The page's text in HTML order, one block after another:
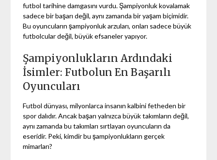
futbol tarihine damgasını vurdu. Şampiyonluk kovalamak
sadece bir başarı değil, aynı zamanda bir yaşam biçimidir.
Bu oyuncuların şampiyonluk arzuları, onları sadece büyük
futbolcular değil, büyük efsaneler yapıyor.
Şampiyonlukların Ardındaki
İsimler: Futbolun En Başarılı
Oyuncuları
Futbol dünyası, milyonlarca insanın kalbini fetheden bir
spor dalıdır. Ancak başarı yalnızca büyük takımların değil,
aynı zamanda bu takımları sırtlayan oyuncuların da
eseridir. Peki, kimdir bu şampiyonlukların gerçek
mimarları?